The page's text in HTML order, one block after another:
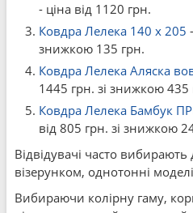
- ціна від 1120 грн.
Ковдра Лелека 140 x 205
знижкою 135 грн.
Ковдра Лелека Аляска
1445 грн. зі знижкою 435
Ковдра Лелека Бамбук
від 805 грн. зі знижкою
Відвідувачі часто вибирають
візерунком, однотонні
Вибираючи колірну гаму,